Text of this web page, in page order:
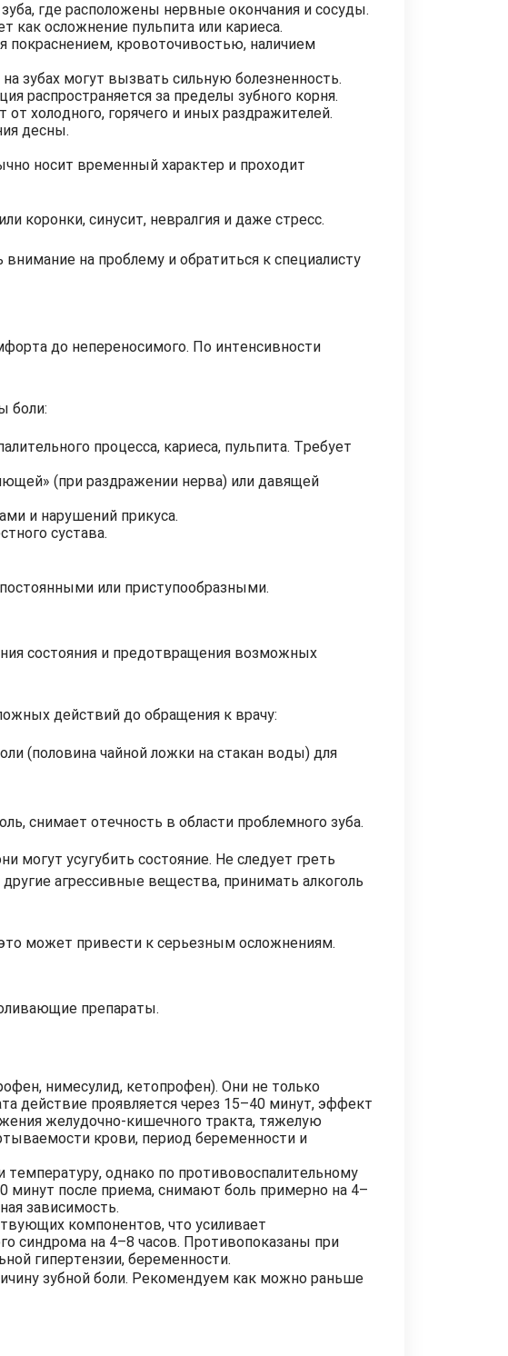
где расположены нервные окончания и сосуды.
как осложнение пульпита или кариеса.
покраснением, кровоточивостью, наличием
зубах могут вызвать сильную болезненность.
распространяется за пределы зубного корня.
холодного, горячего и иных раздражителей.
десны.
носит временный характер и проходит
коронки, синусит, невралгия и даже стресс.
на проблему и обратиться к специалисту
до непереносимого. По интенсивности
боли:
процесса, кариеса, пульпита. Требует
(при раздражении нерва) или давящей
и нарушений прикуса.
сустава.
или приступообразными.
состояния и предотвращения возможных
действий до обращения к врачу:
(половина чайной ложки на стакан воды) для
снимает отечность в области проблемного зуба.
могут усугубить состояние. Не следует греть
агрессивные вещества, принимать алкоголь
может привести к серьезным осложнениям.
препараты.
нимесулид, кетопрофен). Они не только
действие проявляется через 15–40 минут, эффект
желудочно-кишечного тракта, тяжелую
крови, период беременности и
однако по противовоспалительному
минут после приема, снимают боль примерно на 4–
зависимость.
компонентов, что усиливает
синдрома на 4–8 часов. Противопоказаны при
гипертензии, беременности.
зубной боли. Рекомендуем как можно раньше